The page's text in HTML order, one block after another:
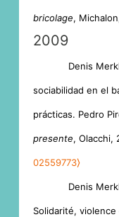
bricolage,
2009
Denis
sociabilidad en el
prácticas. Pedro
presente, Olacchi,
02559773⟩
Denis
Solidarité,